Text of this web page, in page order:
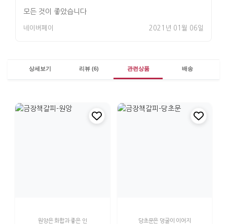
모든 것이 좋았습니다
네이버페이 2021년 01월 06일
상세보기 리뷰 (6) 관련상품 배송
원앙은 화합과 좋은 인 당초문은 덩굴이 이어지